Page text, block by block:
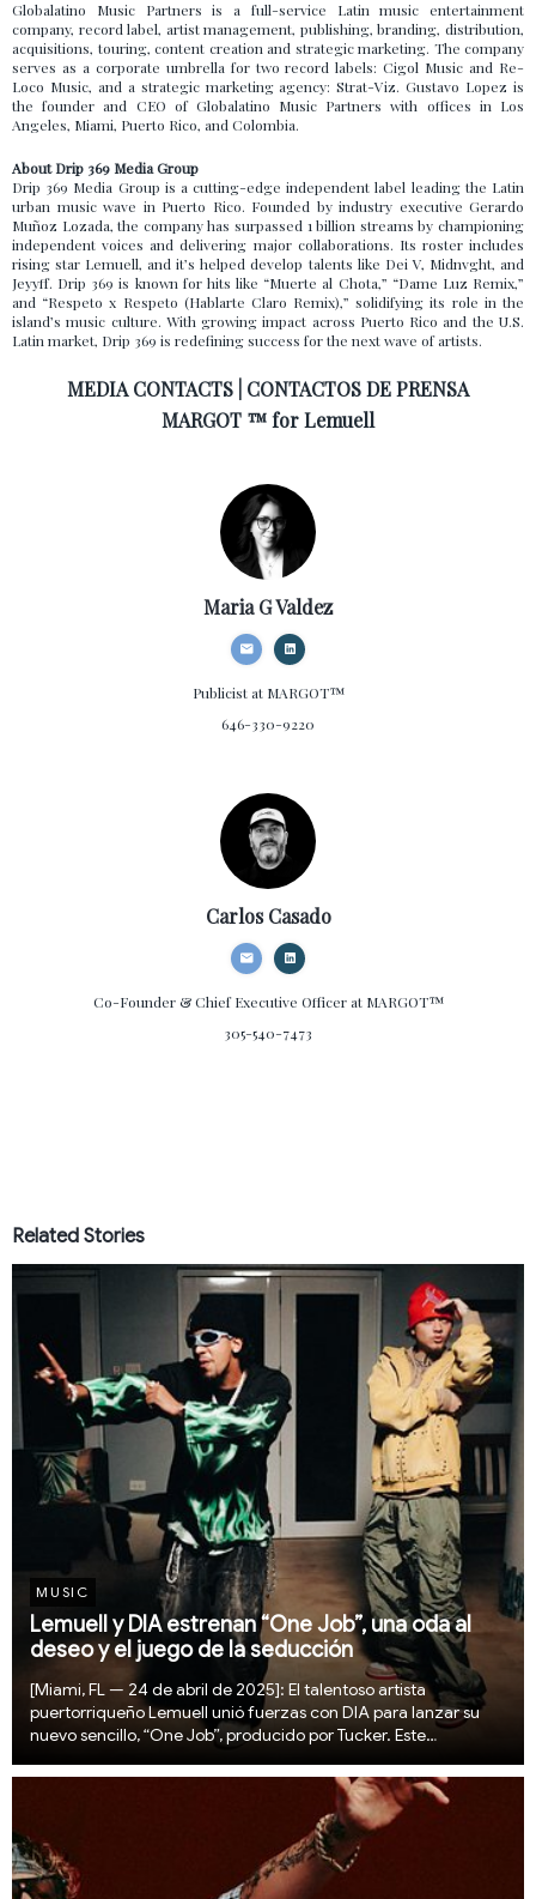
Globalatino Music Partners is a full-service Latin music entertainment
company, record label, artist management, publishing, branding, distribution,
acquisitions, touring, content creation and strategic marketing. The company
serves as a corporate umbrella for two record labels: Cigol Music and Re-
Loco Music, and a strategic marketing agency: Strat-Viz. Gustavo Lopez is
the founder and CEO of Globalatino Music Partners with offices in Los
Angeles, Miami, Puerto Rico, and Colombia.
About Drip 369 Media Group
Drip 369 Media Group is a cutting-edge independent label leading the Latin
urban music wave in Puerto Rico. Founded by industry executive Gerardo
Muñoz Lozada, the company has surpassed 1 billion streams by championing
independent voices and delivering major collaborations. Its roster includes
rising star Lemuell, and it’s helped develop talents like Dei V, Midnvght, and
Jeyyff. Drip 369 is known for hits like “Muerte al Chota,” “Dame Luz Remix,”
and “Respeto x Respeto (Hablarte Claro Remix),” solidifying its role in the
island’s music culture. With growing impact across Puerto Rico and the U.S.
Latin market, Drip 369 is redefining success for the next wave of artists.
MEDIA CONTACTS | CONTACTOS DE PRENSA
MARGOT ™ for Lemuell
Maria G Valdez
Publicistat MARGOT™
646-330-9220
Carlos Casado
Co-Founder & Chief Executive Officerat MARGOT™
305-540-7473
Related Stories
MUSIC
Lemuell y DIA estrenan “One Job”, una oda al
deseo y el juego de la seducción
[Miami, FL — 24 de abril de 2025]: El talentoso artista
puertorriqueño Lemuell unió fuerzas con DIA para lanzar su
nuevo sencillo, “One Job”, producido por Tucker. Este
seductor y letras ingeniosas que capturan la e...